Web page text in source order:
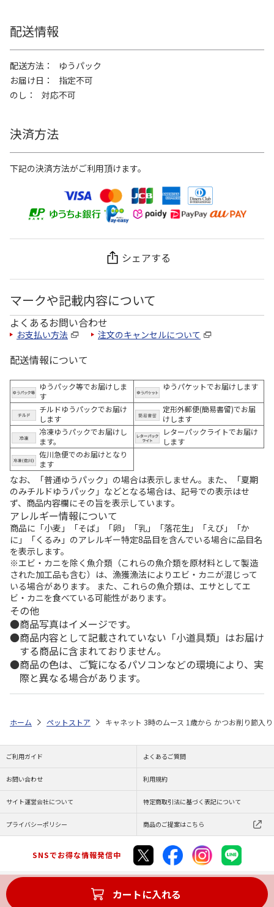
配送情報
配送方法
ゆうパック
お届け日
指定不可
のし
対応不可
決済方法
下記の決済方法がご利用頂けます。
シェアする
マークや記載内容について
よくあるお問い合わせ
お支払い方法 注文のキャンセルについて
配送情報について
ゆうパック等でお届けしま
す
ゆうパケットでお届けします
チルドゆうパックでお届け
します
定形外郵便(簡易書留)でお届
けします
冷凍ゆうパックでお届けし
ます。
レターパックライトでお届け
します
佐川急便でのお届けとなり
ます
なお、「普通ゆうパック」の場合は表示しません。また、「夏期
のみチルドゆうパック」などとなる場合は、記号での表示はせ
ず、商品内容欄にその旨を表示しています。
アレルギー情報について
商品に「小麦」「そば」「卵」「乳」「落花生」「えび」「か
に」「くるみ」のアレルギー特定8品目を含んでいる場合に品目名
を表示します。
※エビ・カニを除く魚介類（これらの魚介類を原材料として製造
された加工品も含む）は、漁獲漁法によりエビ・カニが混じって
いる場合があります。 また、これらの魚介類は、エサとしてエ
ビ・カニを食べている可能性があります。
その他
商品写真はイメージです。
商品内容として記載されていない「小道具類」はお届け
する商品に含まれておりません。
商品の色は、ご覧になるパソコンなどの環境により、実
際と異なる場合があります。
カートに入れる
ホーム ペットストア キャネット 3時のムース 1歳から かつお削り節入
ご利用ガイド よくあるご質問
お問い合わせ 利用規約
サイト運営会社について 特定商取引法に基づく表記について
プライバシーポリシー 商品のご提案はこちら
SNSでお得な情報発信中